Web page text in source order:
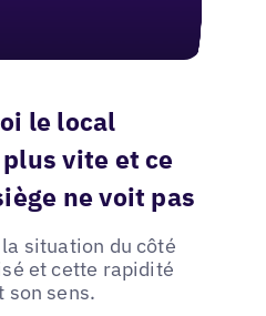
le local
vite et ce
ne voit pas
situation du côté
et cette rapidité
son sens.